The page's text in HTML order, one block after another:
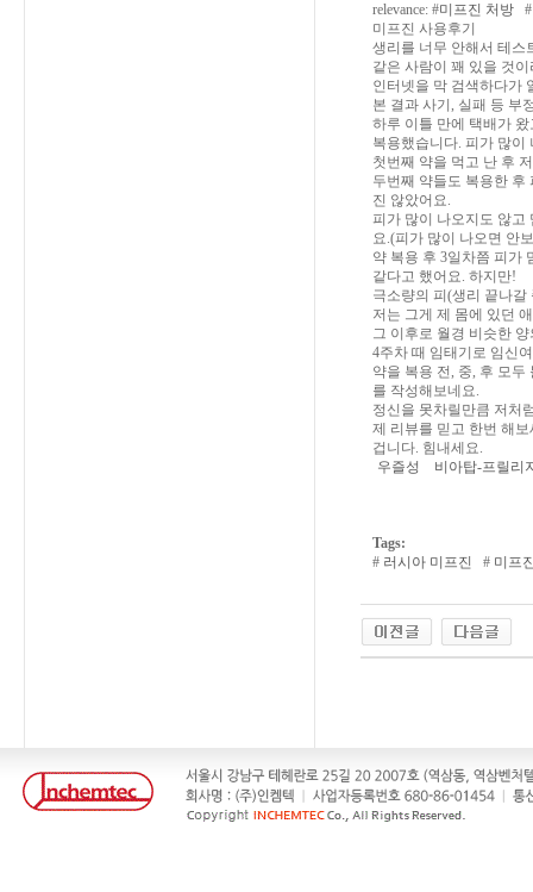
relevance: #미프진 처방 #
미프진 사용후기
생리를 너무 안해서 테스
같은 사람이 꽤 있을 것
인터넷을 막 검색하다가
본 결과 사기, 실패 등 부
하루 이틀 만에 택배가
복용했습니다. 피가 많이
첫번째 약을 먹고 난 후
두번째 약들도 복용한 후
진 않았어요.
피가 많이 나오지도 않고
요.(피가 많이 나오면 안
약 복용 후 3일차쯤 피가
같다고 했어요. 하지만!
극소량의 피(생리 끝나
저는 그게 제 몸에 있던
그 이후로 월경 비슷한
4주차 때 임태기로 임신
약을 복용 전, 중, 후 모
를 작성해보네요.
정신을 못차릴만큼 저처
제 리뷰를 믿고 한번 해
겁니다. 힘내세요.
우즐성
비아탑-프릴리
Tags:
# 러시아 미프진 # 미프